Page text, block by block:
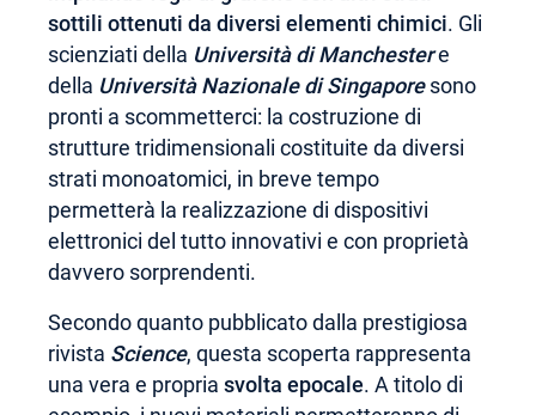
sottili ottenuti da diversi elementi chimici. Gli
scienziati della Università di Manchestere
della Università Nazionale di Singaporesono
pronti a scommetterci: la costruzione di
strutture tridimensionali costituite da diversi
strati monoatomici, in breve tempo
permetterà la realizzazione di dispositivi
elettronici del tutto innovativi e con proprietà
davvero sorprendenti.
Secondo quanto pubblicato dalla prestigiosa
rivista Science, questa scoperta rappresenta
una vera e propria svolta epocale. A titolo di